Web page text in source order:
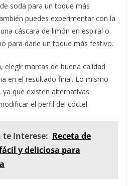
soda para un toque más
puedes experimentar con la
cáscara de limón en espiral o
para darle un toque más festivo.
elegir marcas de buena calidad
en el resultado final. Lo mismo
ya que existen alternativas
el perfil del cóctel.
te interese: Receta de
y deliciosa para